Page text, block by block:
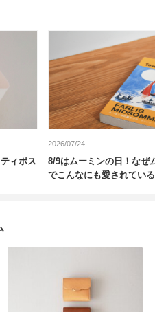
ィポス
2026/07/24
8/9はムーミンの日！なぜ
でこんなにも愛されてい